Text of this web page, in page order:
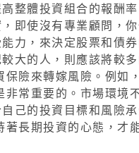
整體投資組合的報酬
即使沒有專業顧問，
力，來決定股票和債
大的人，則應該將較
險來轉嫁風險。例如
常重要的。市場環境
己的投資目標和風險
長期投資的心態，才